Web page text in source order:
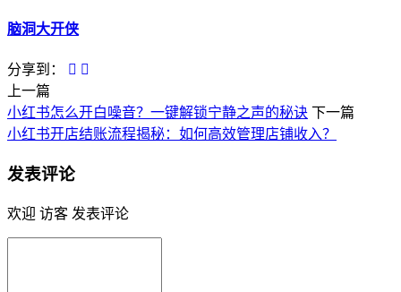
脑洞大开侠
分享到：
上一篇
小红书怎么开白噪音？一键解锁宁静之声的秘诀 下一篇
小红书开店结账流程揭秘：如何高效管理店铺收入？
发表评论
欢迎 访客 发表评论